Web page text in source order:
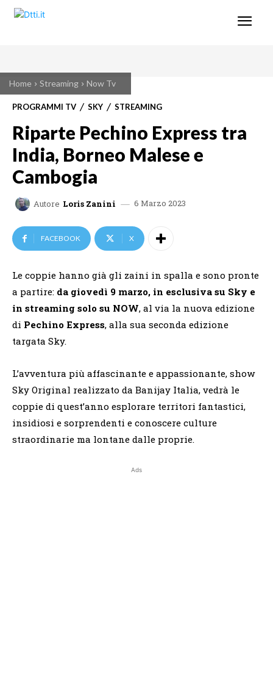
Home Streaming Now Tv
PROGRAMMI TV SKY STREAMING
Riparte Pechino Express tra
India, Borneo Malese e
Cambogia
Autore Loris Zanini 6 Marzo 2023
FACEBOOK X
Le coppie hanno già gli zaini in spalla e sono pronte
a partire: da giovedì 9 marzo, in esclusiva su Sky e
in streaming solo su NOW, al via la nuova edizione
di Pechino Express, alla sua seconda edizione
targata Sky.
L’avventura più affascinante e appassionante, show
Sky Original realizzato da Banijay Italia, vedrà le
coppie di quest’anno esplorare territori fantastici,
insidiosi e sorprendenti e conoscere culture
straordinarie ma lontane dalle proprie.
Ads